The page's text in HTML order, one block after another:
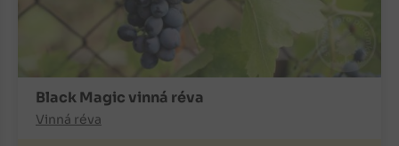
Black Magic vinná réva
Vinná réva